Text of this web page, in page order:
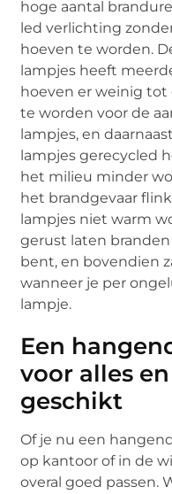
hoge aantal
led verlichting
hoeven te worden.
lampjes heeft
hoeven er weinig
te worden voor de
lampjes, en
lampjes gerecycled
het milieu minder
het brandgevaar
lampjes niet warm
gerust laten
bent, en bovendien
wanneer je per
lampje.
Een
voor alles
geschikt
Of je nu een
op kantoor of in de
overal goed passen.